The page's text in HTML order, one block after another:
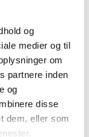
og
medier og til
om
partnere inden
og
disse
dem, eller som